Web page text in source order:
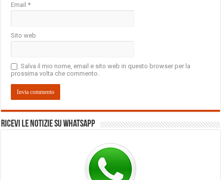
Email*
Sito web
Salva il mio nome, email e sito web in questo browser per la
prossima volta che commento.
Ricevi le notizie su Whatsapp